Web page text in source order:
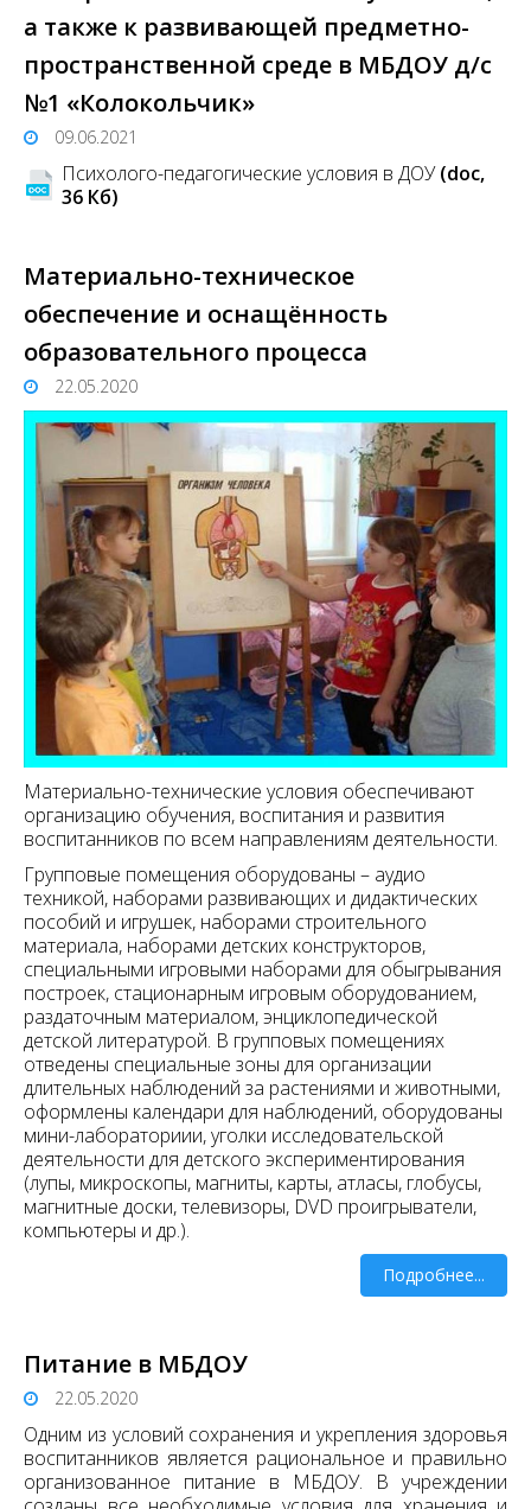
а также к развивающей предметно-
пространственной среде в МБДОУ д/с
№1 «Колокольчик»
09.06.2021
Психолого-педагогические условия в ДОУ(doc,
36 Кб)
Материально-техническое
обеспечение и оснащённость
образовательного процесса
22.05.2020
Материально-технические условия обеспечивают
организацию обучения, воспитания и развития
воспитанников по всем направлениям деятельности.
Групповые помещения оборудованы – аудио
техникой, наборами развивающих и дидактических
пособий и игрушек, наборами строительного
материала, наборами детских конструкторов,
специальными игровыми наборами для обыгрывания
построек, стационарным игровым оборудованием,
раздаточным материалом, энциклопедической
детской литературой. В групповых помещениях
отведены специальные зоны для организации
длительных наблюдений за растениями и животными,
оформлены календари для наблюдений, оборудованы
мини-лабораториии, уголки исследовательской
деятельности для детского экспериментирования
(лупы, микроскопы, магниты, карты, атласы, глобусы,
магнитные доски, телевизоры, DVD проигрыватели,
компьютеры и др.).
Подробнее...
Питание в МБДОУ
22.05.2020
Одним из условий сохранения и укрепления здоровья
воспитанников является рациональное и правильно
организованное питание в МБДОУ. В учреждении